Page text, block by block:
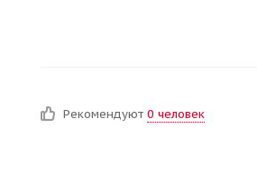
Рекомендуют 0 человек